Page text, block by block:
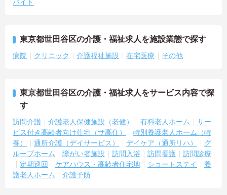
バイト
東京都世田谷区の介護・福祉求人を施設業態で探す
病院 クリニック 介護福祉施設 在宅医療 その他
東京都世田谷区の介護・福祉求人をサービス内容で探
す
訪問介護 介護老人保健施設（老健） 有料老人ホーム
サー
ビス付き高齢者向け住宅（サ高住）
特別養護老人ホーム（特
養）
通所介護（デイサービス） デイケア（通所リハ）
グ
ループホーム
障がい者施設 訪問入浴 訪問看護
訪問診療
定期巡回
ケアハウス・高齢者住宅地 ショートステイ
養
護老人ホーム
介護予防